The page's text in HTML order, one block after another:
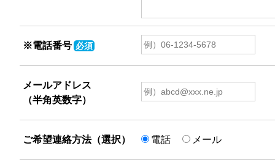
※電話番号 必須
メールアドレス
（半角英数字）
ご希望連絡方法（選択） 電話 メール